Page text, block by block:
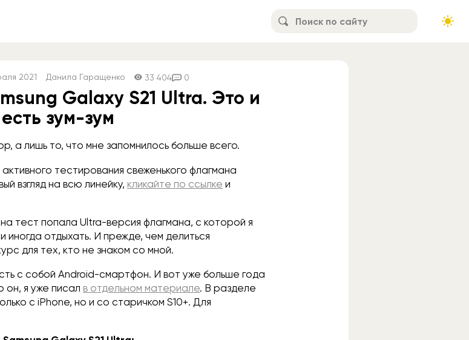
2021 Данила Гаращенко 33 404 0
Galaxy S21 Ultra. Это и
есть зум-зум
а лишь то, что мне запомнилось больше всего.
тестирования свеженького флагмана
взгляд на всю линейку, кликайте по ссылке и
тест попала Ultra-версия флагмана, с которой я
иногда отдыхать. И прежде, чем делиться
для тех, кто не знаком со мной.
с собой Android-смартфон. И вот уже больше года
он, я уже писал в отдельном материале. В разделе
с iPhone, но и со старичком S10+. Для